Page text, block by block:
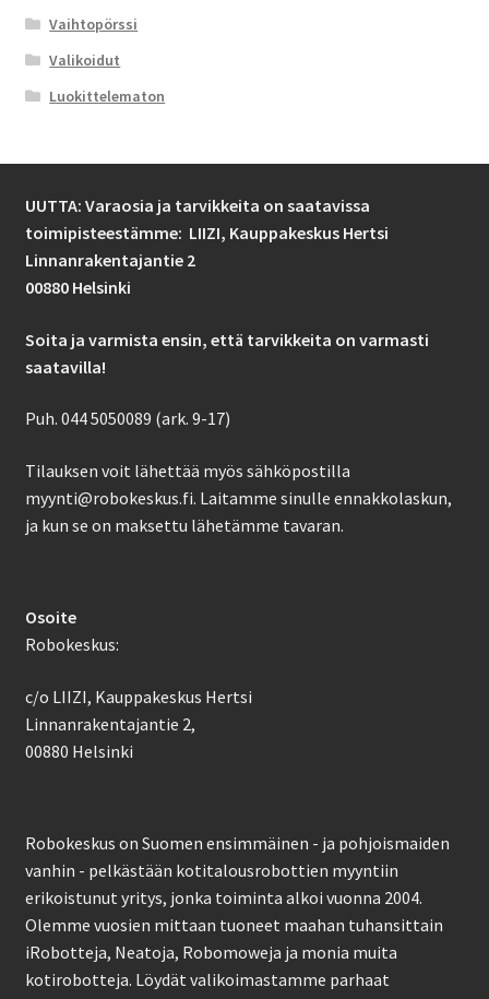
Vaihtopörssi
Valikoidut
Luokittelematon
UUTTA: Varaosia ja tarvikkeita on saatavissa
toimipisteestämme: LIIZI, Kauppakeskus Hertsi
Linnanrakentajantie 2
00880 Helsinki
Soita ja varmista ensin, että tarvikkeita on varmasti
saatavilla!
Puh. 044 5050089 (ark. 9-17)
Tilauksen voit lähettää myös sähköpostilla
myynti@robokeskus.fi. Laitamme sinulle ennakkolaskun,
ja kun se on maksettu lähetämme tavaran.
Osoite
Robokeskus:
c/o LIIZI, Kauppakeskus Hertsi
Linnanrakentajantie 2,
00880 Helsinki
Robokeskus on Suomen ensimmäinen - ja pohjoismaiden
vanhin - pelkästään kotitalousrobottien myyntiin
erikoistunut yritys, jonka toiminta alkoi vuonna 2004.
Olemme vuosien mittaan tuoneet maahan tuhansittain
iRobotteja, Neatoja, Robomoweja ja monia muita
kotirobotteja. Löydät valikoimastamme parhaat